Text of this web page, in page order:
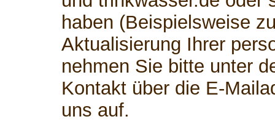
haben (Beispielsweise
Aktualisierung Ihrer
nehmen Sie bitte unter
Kontakt über die E-
uns auf.